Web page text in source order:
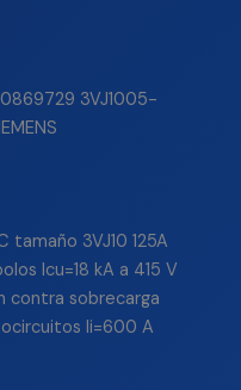
3VJ1005-
3VJ10 125A
Icu=18 kA a 415 V
contra sobrecarga
Ii=600 A